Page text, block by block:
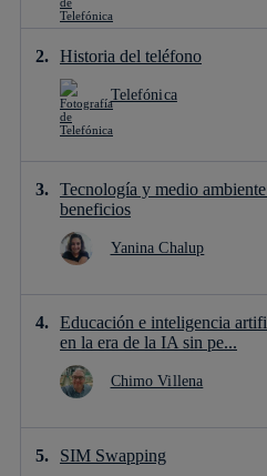
Historia del teléfono
Telefónica
Tecnología y medio
beneficios
Yanina Chalup
Educación e inteligencia
en la era de la IA sin pe...
Chimo Villena
SIM Swapping